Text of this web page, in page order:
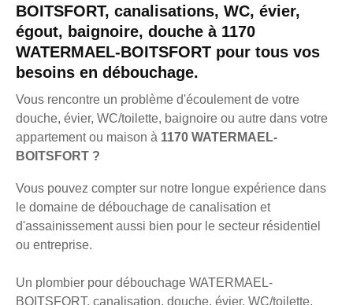
BOITSFORT, canalisations, WC, évier,
égout, baignoire, douche à 1170
WATERMAEL-BOITSFORT pour tous vos
besoins en débouchage.
Vous rencontre un problème d'écoulement de votre
douche, évier, WC/toilette, baignoire ou autre dans votre
appartement ou maison à 1170 WATERMAEL-
BOITSFORT ?
Vous pouvez compter sur notre longue expérience dans
le domaine de débouchage de canalisation et
d'assainissement aussi bien pour le secteur résidentiel
ou entreprise.
Un plombier pour débouchage WATERMAEL-
BOITSFORT, canalisation, douche, évier, WC/toilette,